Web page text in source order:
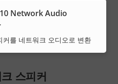
Network Audio
커를 네트워크 오디오로 변환
스피커